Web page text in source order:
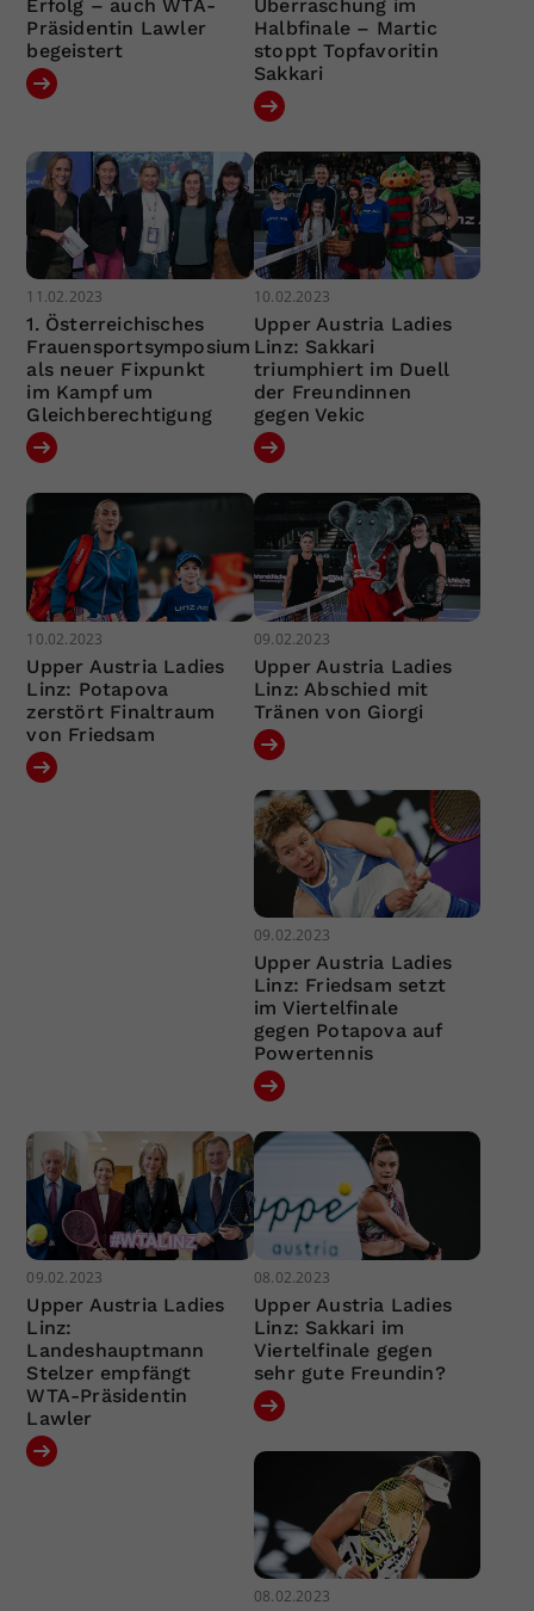
Erfolg – auch WTA-
Präsidentin Lawler
begeistert
Überraschung im
Halbfinale – Martic
stoppt Topfavoritin
Sakkari
11.02.2023
1. Österreichisches
Frauensportsymposium
als neuer Fixpunkt
im Kampf um
Gleichberechtigung
10.02.2023
Upper Austria Ladies
Linz: Sakkari
triumphiert im Duell
der Freundinnen
gegen Vekic
10.02.2023
Upper Austria Ladies
Linz: Potapova
zerstört Finaltraum
von Friedsam
09.02.2023
Upper Austria Ladies
Linz: Abschied mit
Tränen von Giorgi
09.02.2023
Upper Austria Ladies
Linz: Friedsam setzt
im Viertelfinale
gegen Potapova auf
Powertennis
09.02.2023
Upper Austria Ladies
Linz:
Landeshauptmann
Stelzer empfängt
WTA-Präsidentin
Lawler
08.02.2023
Upper Austria Ladies
Linz: Sakkari im
Viertelfinale gegen
sehr gute Freundin?
08.02.2023